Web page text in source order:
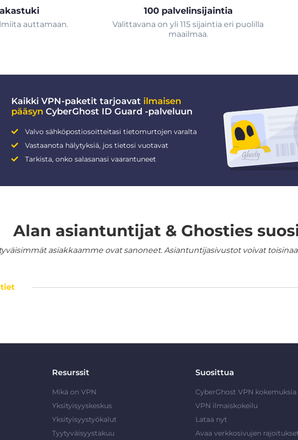
auttamaan.
100 palvelinsijaintia
Valittavana on yli 115 sijaintia eri puolilla
maailmaa.
Kaikki VPN-paketit tarjoavat ilmaisen
pääsyn CyberGhost ID Guard -palveluun
Valvo sähköpostiosoitteitasi tietomurtojen varalta
Vastaanota hälytyksiä, jos tietosi vuotavat
Tarkista, onko salasanasi vaarantuneet
Alan asiantuntijat & Ghosties
asiakkaamme ovat sanoneet. Asiantuntijasivustot voivat
Resurssit
Mikä on VPN
Yksityisyyskeskus
Yksityisyystyökalut
Tyytyväisyystakuu
Suosittua
CyberGhost VPN kokemuksia
VPN ilmaiskokeilu
Lataa nyt
Avaa verkkosivujen